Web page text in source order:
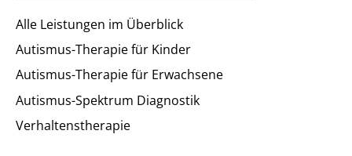
Alle Leistungen im Überblick
Autismus-Therapie für Kinder
Autismus-Therapie für Erwachsene
Autismus-Spektrum Diagnostik
Verhaltenstherapie